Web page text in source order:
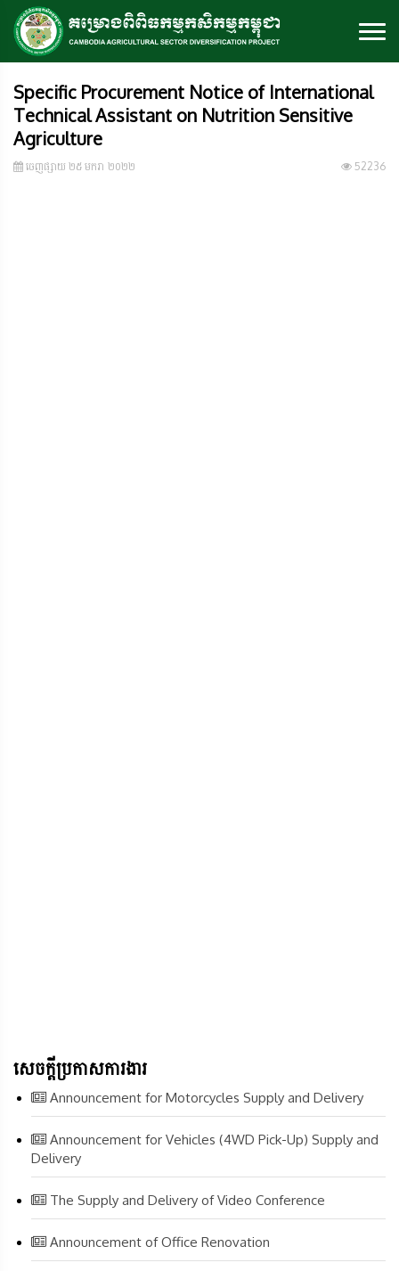
Specific Procurement Notice of International
Technical Assistant on Nutrition Sensitive
Agriculture
ចេញ​ផ្សាយ​ ២៥ មករា ២០២២ 52236
សេចក្តីប្រកាសការងារ
Announcement for Motorcycles Supply and Delivery
Announcement for Vehicles (4WD Pick-Up) Supply and
Delivery
The Supply and Delivery of Video Conference
Announcement of Office Renovation